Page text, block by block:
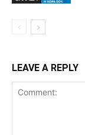
LEAVE A REPLY